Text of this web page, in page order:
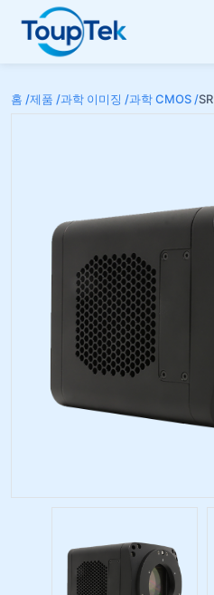
홈 /제품 /과학 이미징 /과학 CMOS /SR